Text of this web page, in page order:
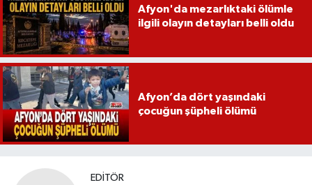
Afyon'da mezarlıktaki ölümle
ilgili olayın detayları belli oldu
Afyon’da dört yaşındaki
çocuğun şüpheli ölümü
EDITÖR